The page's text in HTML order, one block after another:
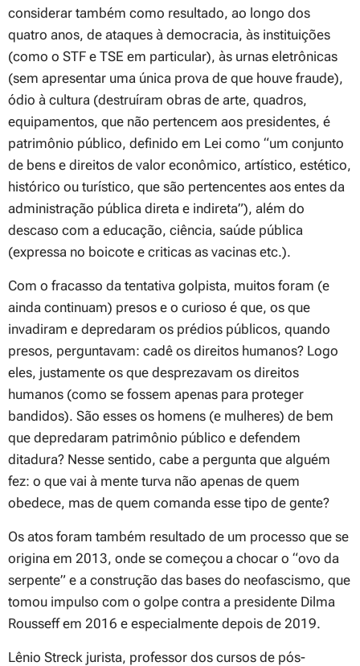
considerar também como resultado, ao longo dos
quatro anos, de ataques à democracia, às instituições
(como o STF e TSE em particular), às urnas eletrônicas
(sem apresentar uma única prova de que houve fraude),
ódio à cultura (destruíram obras de arte, quadros,
equipamentos, que não pertencem aos presidentes, é
patrimônio público, definido em Lei como “um conjunto
de bens e direitos de valor econômico, artístico, estético,
histórico ou turístico, que são pertencentes aos entes da
administração pública direta e indireta”), além do
descaso com a educação, ciência, saúde pública
(expressa no boicote e criticas as vacinas etc.).
Com o fracasso da tentativa golpista, muitos foram (e
ainda continuam) presos e o curioso é que, os que
invadiram e depredaram os prédios públicos, quando
presos, perguntavam: cadê os direitos humanos? Logo
eles, justamente os que desprezavam os direitos
humanos (como se fossem apenas para proteger
bandidos). São esses os homens (e mulheres) de bem
que depredaram patrimônio público e defendem
ditadura? Nesse sentido, cabe a pergunta que alguém
fez: o que vai à mente turva não apenas de quem
obedece, mas de quem comanda esse tipo de gente?
Os atos foram também resultado de um processo que se
origina em 2013, onde se começou a chocar o “ovo da
serpente” e a construção das bases do neofascismo, que
tomou impulso com o golpe contra a presidente Dilma
Rousseff em 2016 e especialmente depois de 2019.
Lênio Streck jurista, professor dos cursos de pós-